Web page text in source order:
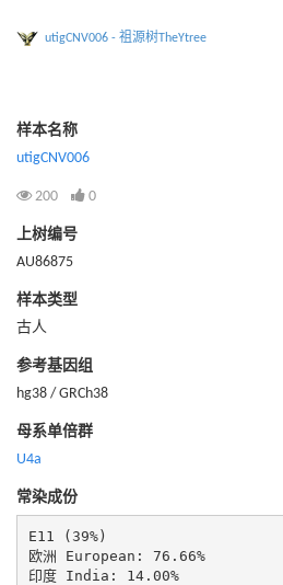
utigCNV006 - 祖源树TheYtree
样本名称
utigCNV006
200 0
上树编号
AU86875
样本类型
古人
参考基因组
hg38 / GRCh38
母系单倍群
U4a
常染成份
E11 (39%)
欧洲 European: 76.66%
印度 India: 14.00%